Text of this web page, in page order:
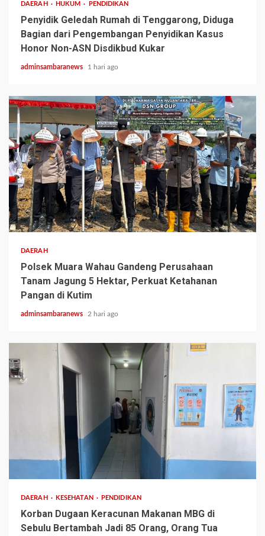
DAERAH HUKUM PENDIDIKAN
Penyidik Geledah Rumah di Tenggarong, Diduga
Bagian dari Pengembangan Penyidikan Kasus
Honor Non-ASN Disdikbud Kukar
adminsambaranews 1 hari ago
2 min read
DAERAH
Polsek Muara Wahau Gandeng Perusahaan
Tanam Jagung 5 Hektar, Perkuat Ketahanan
Pangan di Kutim
adminsambaranews 2 hari ago
3 min read
DAERAH KESEHATAN PENDIDIKAN
Korban Dugaan Keracunan Makanan MBG di
Sebulu Bertambah Jadi 85 Orang, Orang Tua